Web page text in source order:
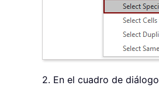
2. En el cuadro de diálogo